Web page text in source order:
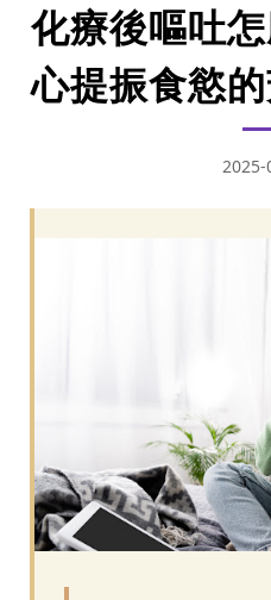
化療後嘔吐
心提振食慾
2025-